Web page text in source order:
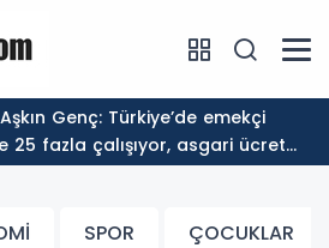
25 fazla çalışıyor, asgari ücret
18 gününe yetiyor
SPOR ÇOCUKLAR